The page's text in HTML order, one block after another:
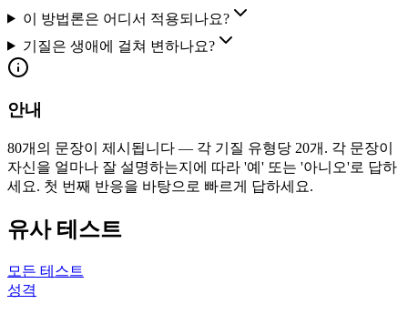
이 방법론은 어디서 적용되나요?
기질은 생애에 걸쳐 변하나요?
안내
80개의 문장이 제시됩니다 — 각 기질 유형당 20개. 각 문장이
자신을 얼마나 잘 설명하는지에 따라 '예' 또는 '아니오'로 답하
세요. 첫 번째 반응을 바탕으로 빠르게 답하세요.
유사 테스트
모든 테스트
성격